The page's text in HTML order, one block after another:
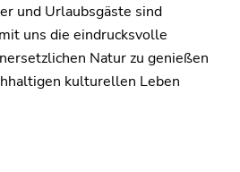
und Urlaubsgäste sind
uns die eindrucksvolle
Natur zu genießen
kulturellen Leben